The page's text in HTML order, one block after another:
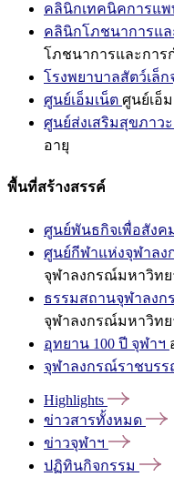
คลินิกเทคนิคการแพ
คลินิกโภชนาการแ
โภชนาการและการ
โรงพยาบาลสัตว์เล็ก
ศูนย์เอ็มเน็ต ศูนย์เอ็
ศูนย์ส่งเสริมสุขภาว
อายุ
พื้นที่สร้างสรรค์
ศูนย์พันธกิจเพื่อสังค
ศูนย์กีฬาแห่งจุฬาล
จุฬาลงกรณ์มหาวิทย
ธรรมสถานจุฬาลง
จุฬาลงกรณ์มหาวิทย
อุทยาน 100 ปี จุฬาฯ
จุฬาลงกรณ์ราชบร
Highlights
ข่าวสารทั้งหมด
ข่าวจุฬาฯ
ปฏิทินกิจกรรม